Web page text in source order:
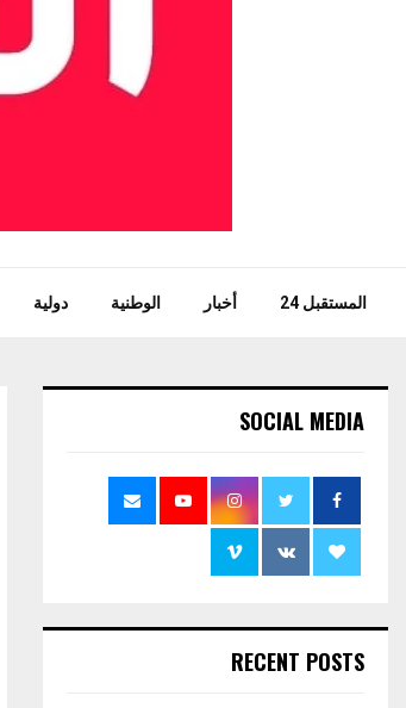
المستقبل 24 أخبار الوطنية دولية
SOCIAL MEDIA
RECENT POSTS